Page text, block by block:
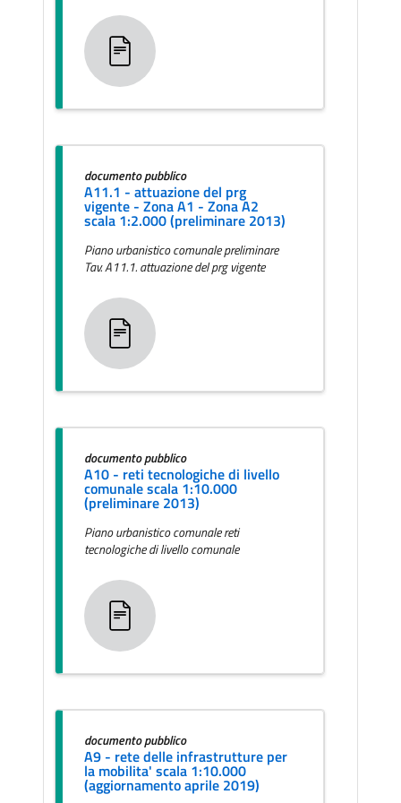
documento pubblico
A11.1 - attuazione del prg
vigente - Zona A1 - Zona A2
scala 1:2.000 (preliminare 2013)
Piano urbanistico comunale preliminare
Tav. A11.1. attuazione del prg vigente
documento pubblico
A10 - reti tecnologiche di livello
comunale scala 1:10.000
(preliminare 2013)
Piano urbanistico comunale reti
tecnologiche di livello comunale
documento pubblico
A9 - rete delle infrastrutture per
la mobilita' scala 1:10.000
(aggiornamento aprile 2019)